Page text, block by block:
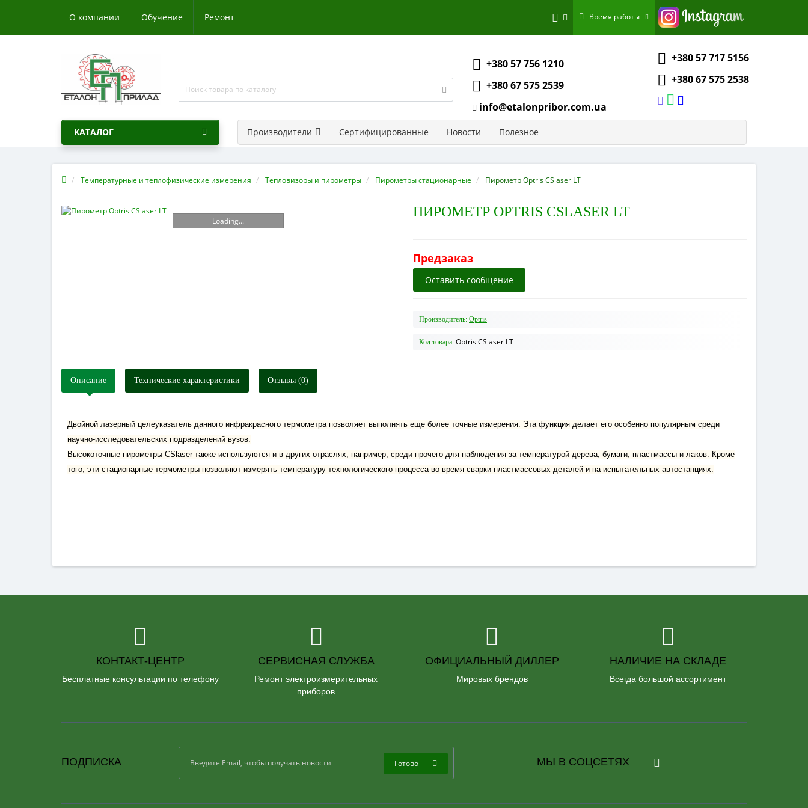
О компании Обучение Ремонт Время работы
+380 57 756 1210
+380 67 575 2539
info@etalonpribor.com.ua
+380 57 717 5156
+380 67 575 2538
КАТАЛОГ Производители Сертифицированные Новости Полезное
Температурные и теплофизические измерения Тепловизоры и пирометры Пирометры стационарные Пирометр Optris CSlaser LT
Loading...
ПИРОМЕТР OPTRIS CSLASER LT
Предзаказ
Оставить сообщение
Производитель: Optris
Код товара: Optris CSlaser LT
Описание Технические характеристики Отзывы (0)
Двойной лазерный целеуказатель данного инфракрасного термометра позволяет выполнять еще более точные измерения. Эта функция делает его особенно популярным среди
научно-исследовательских подразделений вузов.
Высокоточные пирометры CSlaser также используются и в других отраслях, например, среди прочего для наблюдения за температурой дерева, бумаги, пластмассы и лаков. Кроме
того, эти стационарные термометры позволяют измерять температуру технологического процесса во время сварки пластмассовых деталей и на испытательных автостанциях.
КОНТАКТ-ЦЕНТР
Бесплатные консультации по телефону
СЕРВИСНАЯ СЛУЖБА
Ремонт электроизмерительных
приборов
ОФИЦИАЛЬНЫЙ ДИЛЛЕР
Мировых брендов
НАЛИЧИЕ НА СКЛАДЕ
Всегда большой ассортимент
ПОДПИСКА Готово МЫ В СОЦСЕТЯХ